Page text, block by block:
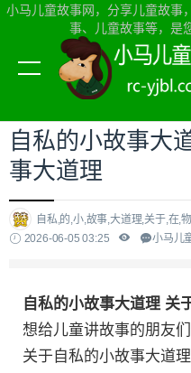
小马儿童故事网，分享儿童故事
事、儿童故事等，是
当前位置：小马儿童故事网首页
自私的小故事大
事大道理
自私,的,小,故事,大道理,关于,在,
2026-06-05 03:25
小马儿
自私的小故事大道理 关
想给儿童讲故事的朋友
关于自私的小故事大道